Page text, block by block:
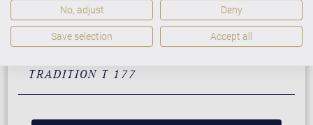
Mahagoni mit Messing 37.900 €
TRADITION T 177
No, adjust Deny
Save selection Accept all